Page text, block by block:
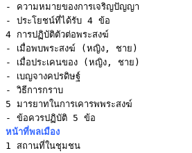
- ความหมายของการเจริญปัญญา
4 การปฏิบัติตัวต่อพระสงฆ์
- เมื่อพบพระสงฆ์ (หญิง, ชาย)
- เมื่อประเคนของ (หญิง, ชาย)
- เบญจางคปรดิษฐ์
5 มารยาทในการเคารพพระสงฆ์
หน้าที่พลเมือง
1 สถานที่ในชุมชน